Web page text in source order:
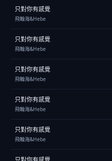
只對你有感覺
飛輪海&Hebe
只對你有感覺
飛輪海&Hebe
只對你有感覺
飛輪海&Hebe
只對你有感覺
飛輪海&Hebe
只對你有感覺
飛輪海&Hebe